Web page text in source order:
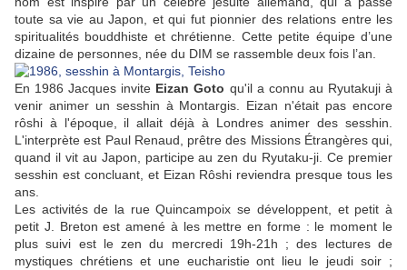
toute sa vie au Japon, et qui fut pionnier des relations entre les
spiritualités bouddhiste et chrétienne. Cette petite équipe d’une
dizaine de personnes, née du DIM se rassemble deux fois l’an.
En 1986 Jacques invite Eizan Goto qu'il a connu au Ryutakuji à
venir animer un sesshin à Montargis. Eizan n'était pas encore
rôshi à l'époque, il allait déjà à Londres animer des sesshin.
L'interprète est Paul Renaud, prêtre des Missions Étrangères qui,
quand il vit au Japon, participe au zen du Ryutaku-ji. Ce premier
sesshin est concluant, et Eizan Rôshi reviendra presque tous les
ans.
Les activités de la rue Quincampoix se développent, et petit à
petit J. Breton est amené à les mettre en forme : le moment le
plus suivi est le zen du mercredi 19h-21h ; des lectures de
mystiques chrétiens et une eucharistie ont lieu le jeudi soir ;